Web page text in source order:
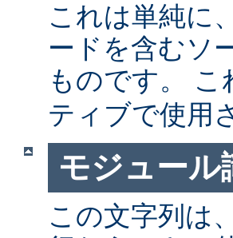
これは単純に
ードを含むソ
ものです。 こ
ティブで使用
モジュール
この文字列は